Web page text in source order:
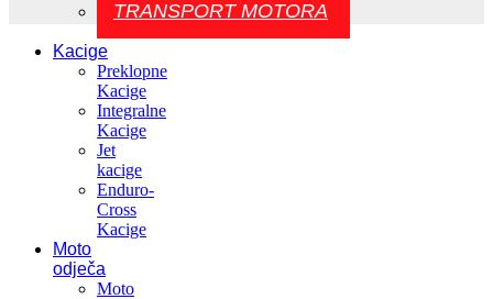
TRANSPORT MOTORA
Kacige
Preklopne
Kacige
Integralne
Kacige
Jet
kacige
Enduro-
Cross
Kacige
Moto
odječa
Moto